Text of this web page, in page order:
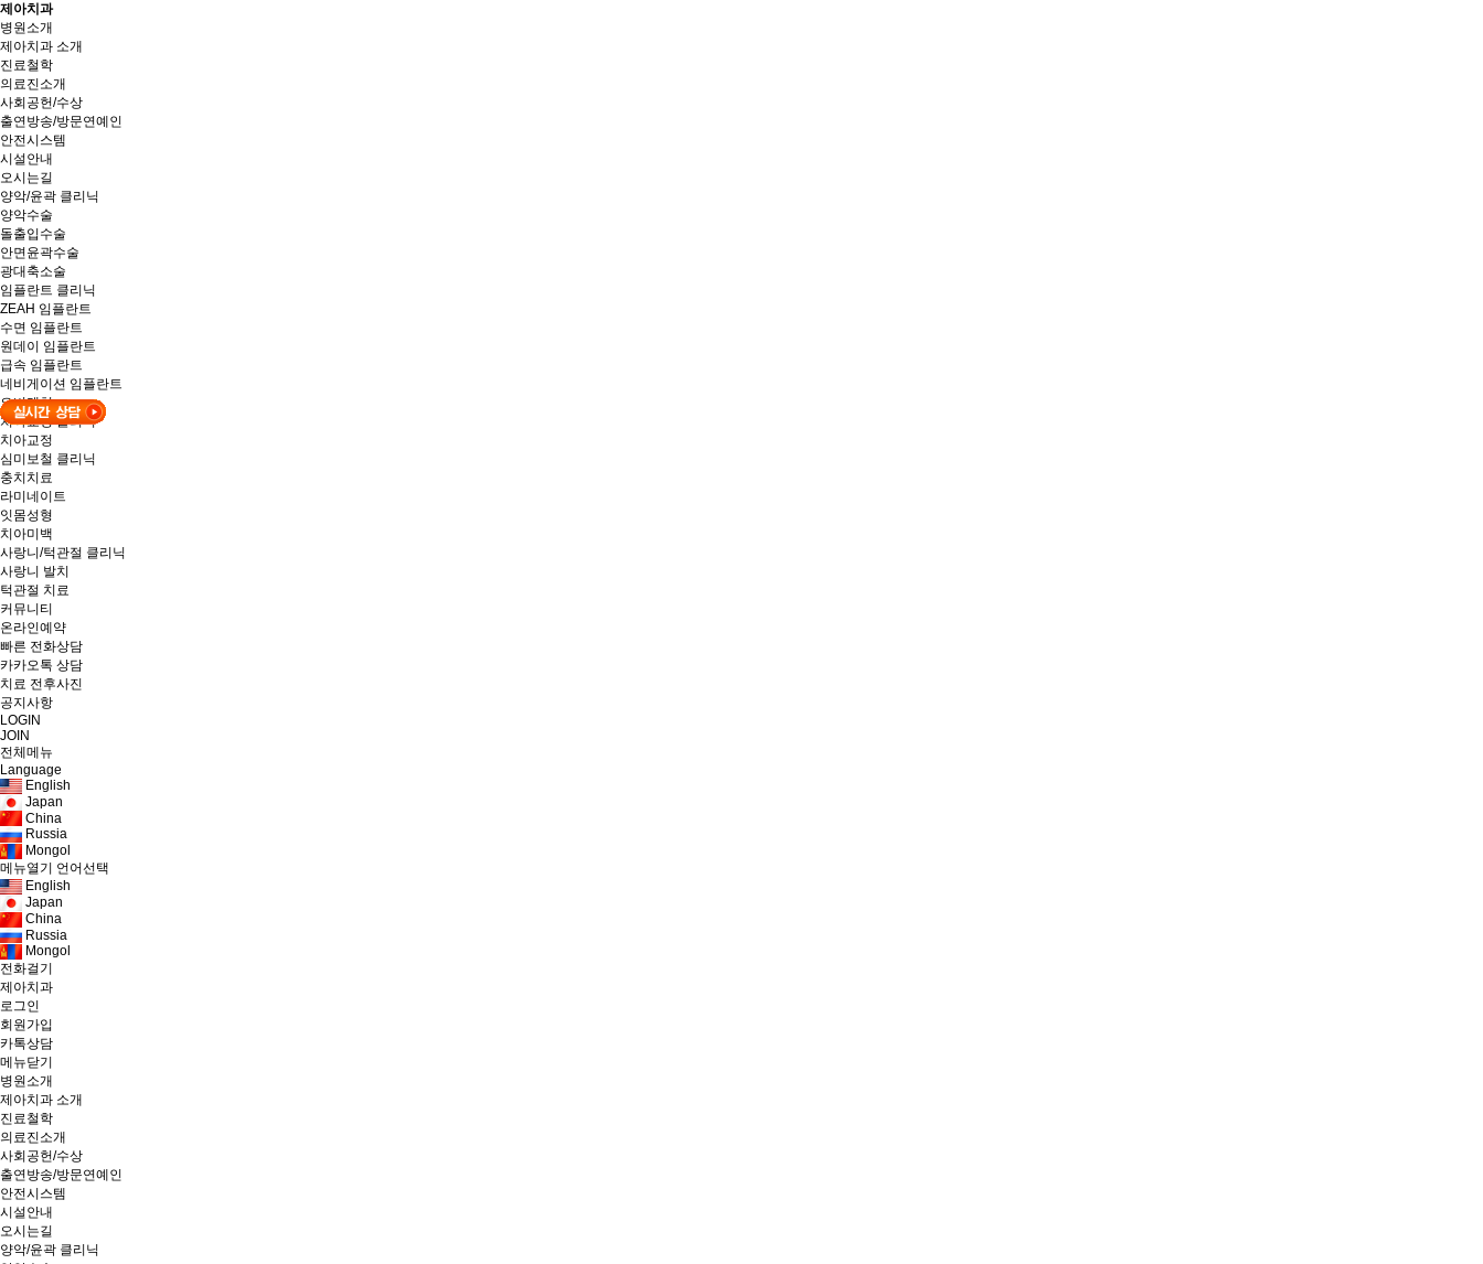
제아치과
병원소개
제아치과 소개
진료철학
의료진소개
사회공헌/수상
출연방송/방문연예인
안전시스템
시설안내
오시는길
양악/윤곽 클리닉
양악수술
돌출입수술
안면윤곽수술
광대축소술
임플란트 클리닉
ZEAH 임플란트
수면 임플란트
원데이 임플란트
급속 임플란트
네비게이션 임플란트
오버덴처
치아교정클리닉
치아교정
심미보철 클리닉
충치치료
라미네이트
잇몸성형
치아미백
사랑니/턱관절 클리닉
사랑니 발치
턱관절 치료
커뮤니티
온라인예약
빠른 전화상담
카카오톡 상담
치료 전후사진
공지사항
LOGIN
JOIN
전체메뉴
Language
English
Japan
China
Russia
Mongol
메뉴열기
언어선택
English
Japan
China
Russia
Mongol
전화걸기
제아치과
로그인
회원가입
카톡상담
메뉴닫기
병원소개
제아치과 소개
진료철학
의료진소개
사회공헌/수상
출연방송/방문연예인
안전시스템
시설안내
오시는길
양악/윤곽 클리닉